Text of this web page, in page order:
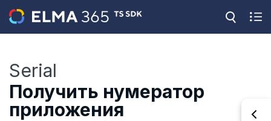
Serial
Получить нумератор
приложения